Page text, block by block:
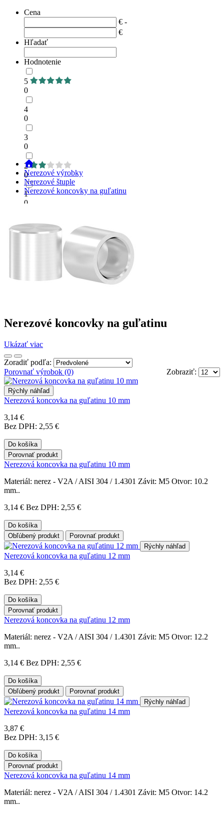
Cena
€ -
€
Hľadať
Hodnotenie
5
0
4
0
3
0
2
0
1
0
Nerezové výrobky
Nerezové štuple
Nerezové koncovky na guľatinu
Nerezové koncovky na guľatinu
Ukázať viac
Zoradiť podľa:
Zobraziť:
Porovnať výrobok (0)
Rýchly náhľad
Nerezová koncovka na guľatinu 10 mm
3,14 €
Bez DPH: 2,55 €
Do košíka
Porovnať produkt
Nerezová koncovka na guľatinu 10 mm
Materiál: nerez - V2A / AISI 304 / 1.4301 Závit: M5 Otvor: 10.2
mm..
3,14 € Bez DPH: 2,55 €
Do košíka
Obľúbený produkt
Porovnať produkt
Rýchly náhľad
Nerezová koncovka na guľatinu 12 mm
3,14 €
Bez DPH: 2,55 €
Do košíka
Porovnať produkt
Nerezová koncovka na guľatinu 12 mm
Materiál: nerez - V2A / AISI 304 / 1.4301 Závit: M5 Otvor: 12.2
mm..
3,14 € Bez DPH: 2,55 €
Do košíka
Obľúbený produkt
Porovnať produkt
Rýchly náhľad
Nerezová koncovka na guľatinu 14 mm
3,87 €
Bez DPH: 3,15 €
Do košíka
Porovnať produkt
Nerezová koncovka na guľatinu 14 mm
Materiál: nerez - V2A / AISI 304 / 1.4301 Závit: M5 Otvor: 14.2
mm..